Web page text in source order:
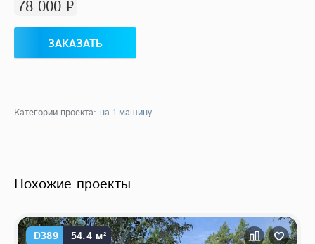
78 000 ₽
ЗАКАЗАТЬ
Категории проекта: на 1 машину
Похожие проекты
D389 54.4 м²